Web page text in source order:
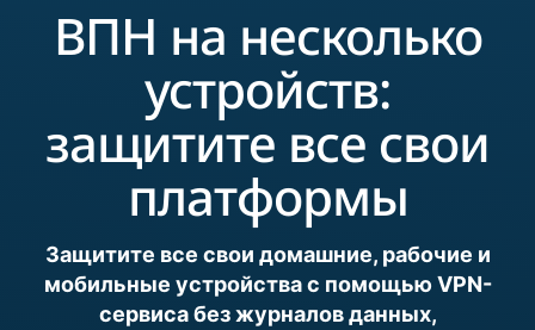
ВПН на несколько
устройств:
защитите все свои
платформы
Защитите все свои домашние, рабочие и
мобильные устройства с помощью VPN-
сервиса без журналов данных,